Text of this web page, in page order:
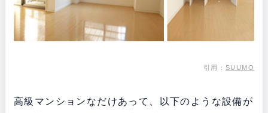
引用：SUUMO
高級マンションなだけあって、以下のような設備が